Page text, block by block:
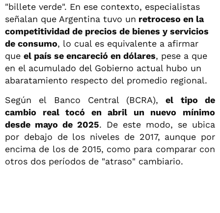
"billete verde". En ese contexto, especialistas
señalan que Argentina tuvo un retroceso en la
competitividad de precios de bienes y servicios
de consumo, lo cual es equivalente a afirmar
que el país se encareció en dólares, pese a que
en el acumulado del Gobierno actual hubo un
abaratamiento respecto del promedio regional.
Según el Banco Central (BCRA),el tipo de
cambio real tocó en abril un nuevo mínimo
desde mayo de 2025. De este modo, se ubica
por debajo de los niveles de 2017, aunque por
encima de los de 2015, como para comparar con
otros dos períodos de "atraso" cambiario.